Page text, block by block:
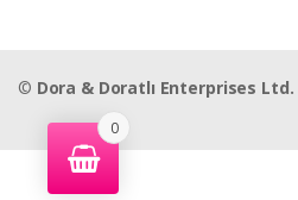
© Dora & Doratlı Enterprises Ltd.
0